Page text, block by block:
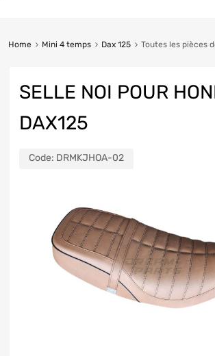
Home Mini 4 temps Dax 125 Toutes les pièces
SELLE NOI POUR
DAX125
Code: DRMKJHOA-02